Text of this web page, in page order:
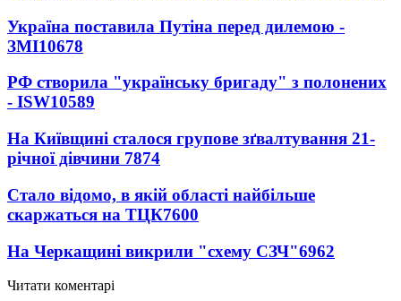
Україна поставила Путіна перед дилемою -
ЗМІ10678
РФ створила "українську бригаду" з полонених
- ISW10589
На Київщині сталося групове зґвалтування 21-
річної дівчини 7874
Стало відомо, в якій області найбільше
скаржаться на ТЦК7600
На Черкащині викрили "схему СЗЧ"6962
Читати коментарі